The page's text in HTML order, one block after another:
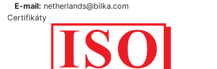
E-mail: netherlands@bilka.com
Certifikáty